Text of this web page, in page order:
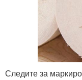
Следите за